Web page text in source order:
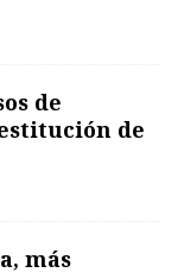
de
de
más